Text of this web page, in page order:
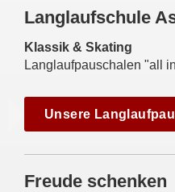
Langlaufschule
Klassik & Skating
Langlaufpauschalen "all
Unsere
Freude schenken